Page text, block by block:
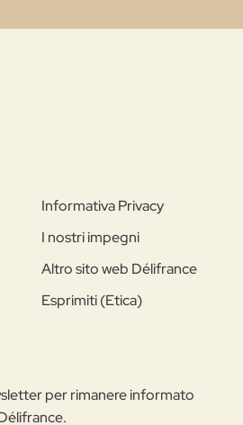
Informativa Privacy
I nostri impegni
Altro sito web Délifrance
Esprimiti (Etica)
per rimanere informato